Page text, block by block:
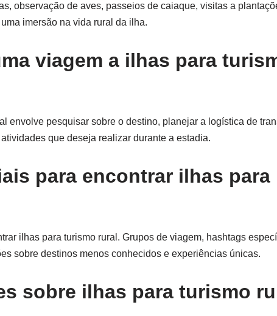
observação de aves, passeios de caiaque, visitas a
imersão na vida rural da ilha.
viagem a ilhas para
envolve pesquisar sobre o destino, planejar a logística de
que deseja realizar durante a estadia.
para encontrar ilhas para
ilhas para turismo rural. Grupos de viagem, hashtags
sobre destinos menos conhecidos e experiências únicas.
sobre ilhas para turismo